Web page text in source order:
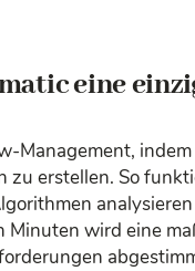
eine
Management,
erstellen. So
Minuten wird eine